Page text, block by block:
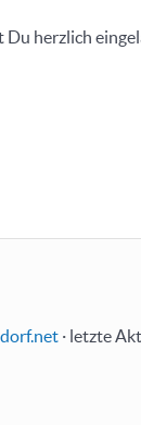
herzlich
· letzte